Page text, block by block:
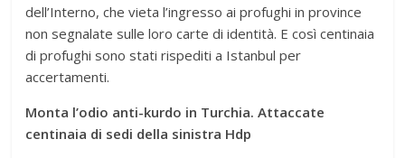
dell’Interno, che vieta l’ingresso ai pro­fu­ghi in pro­vince
non segna­late sulle loro carte di iden­tità. E così cen­ti­naia
di pro­fu­ghi sono stati rispe­diti a Istan­bul per
accertamenti.
Monta l’odio anti-kurdo in Turchia. Attaccate
centinaia di sedi della sinistra Hdp